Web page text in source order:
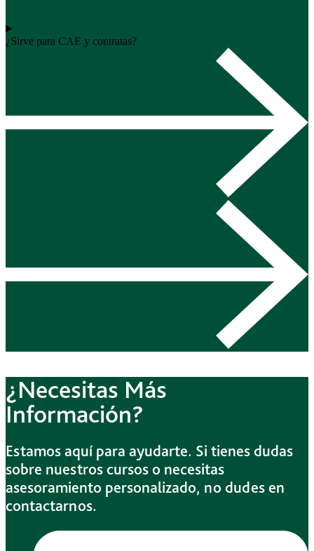
¿Sirve para CAE y contratas?
¿Necesitas Más
Información?
Estamos aquí para ayudarte. Si tienes dudas
sobre nuestros cursos o necesitas
asesoramiento personalizado, no dudes en
contactarnos.